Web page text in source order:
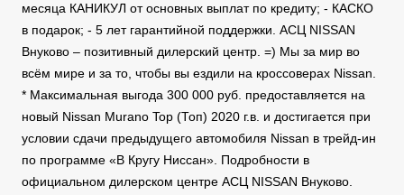
месяца КАНИКУЛ от основных выплат по кредиту; - КАСКО
в подарок; - 5 лет гарантийной поддержки. АСЦ NISSAN
Внуково – позитивный дилерский центр. =) Мы за мир во
всём мире и за то, чтобы вы ездили на кроссоверах Nissan.
* Максимальная выгода 300 000 руб. предоставляется на
новый Nissan Murano Top (Топ) 2020 г.в. и достигается при
условии сдачи предыдущего автомобиля Nissan в трейд-ин
по программе «В Кругу Ниссан». Подробности в
официальном дилерском центре АСЦ NISSAN Внуково.